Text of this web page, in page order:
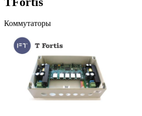
Коммутаторы